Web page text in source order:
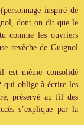
inspiré de
dont on dit que le
comme les ouvriers
revêche de Guignol
est même consolidé
qui oblige à écrire les
préservé au fil des
s’explique par la